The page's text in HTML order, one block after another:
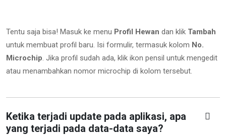
Tentu saja bisa! Masuk ke menu Profil Hewan dan klik Tambah
untuk membuat profil baru. Isi formulir, termasuk kolom No.
Microchip. Jika profil sudah ada, klik ikon pensil untuk mengedit
atau menambahkan nomor microchip di kolom tersebut.
Ketika terjadi update pada aplikasi, apa
yang terjadi pada data-data saya?